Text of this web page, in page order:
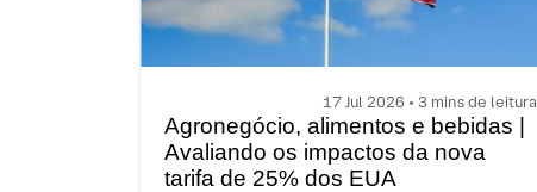
17 Jul 2026 • 3 mins de leitura
Agronegócio, alimentos e bebidas |
Avaliando os impactos da nova
tarifa de 25% dos EUA